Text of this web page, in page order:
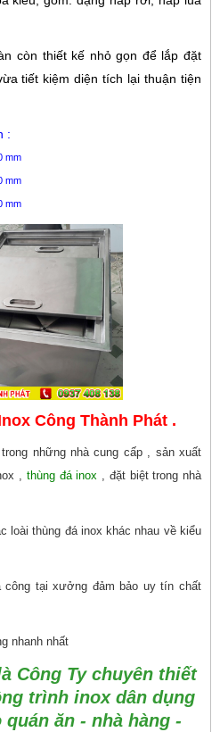
còn thiết kế nhỏ gọn để lắp đặt
tiết kiệm diện tích lại thuận tiện
:
mm
mm
mm
Công Thành Phát .
những nhà cung cấp , sản xuất
, thùng đá inox , đặt biệt trong nhà
loài thùng đá inox khác nhau về kiểu
công tại xưởng đảm bảo uy tín chất
nhanh nhất
Công Ty chuyên thiết
trình inox dân dụng
ăn - nhà hàng -